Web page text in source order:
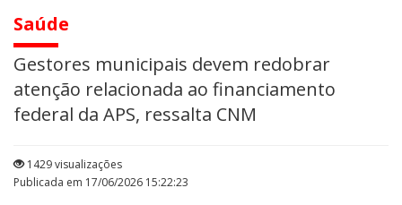
Saúde
Gestores municipais devem redobrar
atenção relacionada ao financiamento
federal da APS, ressalta CNM
1429 visualizações
Publicada em 17/06/2026 15:22:23